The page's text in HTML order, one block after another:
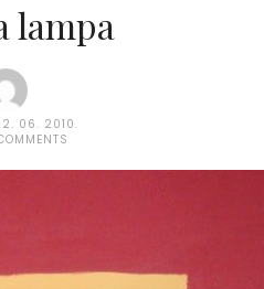
lampa
06. 2010.